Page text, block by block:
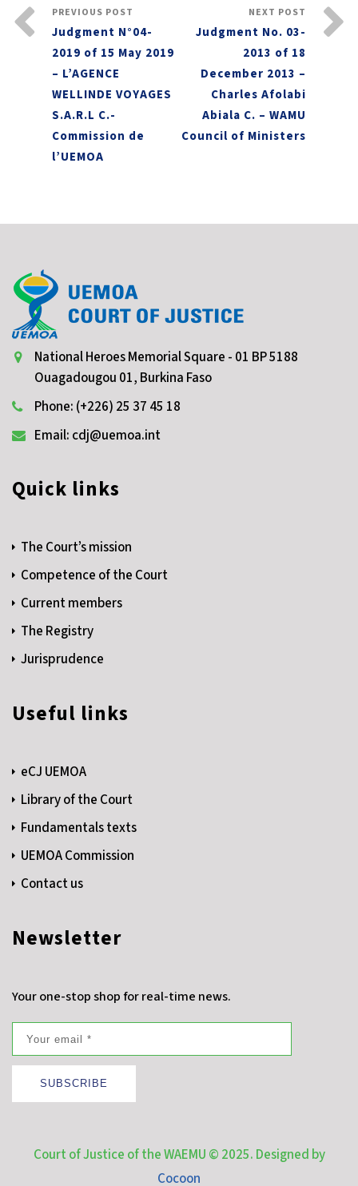
PREVIOUS POST
Judgment N°04-
2019 of 15 May 2019
– L’AGENCE
WELLINDE VOYAGES
S.A.R.L C.-
Commission de
l’UEMOA
NEXT POST
Judgment No. 03-
2013 of 18
December 2013 –
Charles Afolabi
Abiala C. – WAMU
Council of Ministers
National Heroes Memorial Square - 01 BP 5188
Ouagadougou 01, Burkina Faso
Phone: (+226) 25 37 45 18
Email: cdj@uemoa.int
Quick links
The Court’s mission
Competence of the Court
Current members
The Registry
Jurisprudence
Useful links
eCJ UEMOA
Library of the Court
Fundamentals texts
UEMOA Commission
Contact us
Newsletter
Your one-stop shop for real-time news.
SUBSCRIBE
Court of Justice of the WAEMU © 2025. Designed by
Cocoon